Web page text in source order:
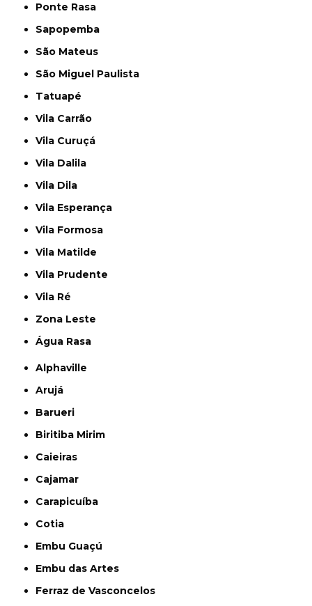
Ponte Rasa
Sapopemba
São Mateus
São Miguel Paulista
Tatuapé
Vila Carrão
Vila Curuçá
Vila Dalila
Vila Dila
Vila Esperança
Vila Formosa
Vila Matilde
Vila Prudente
Vila Ré
Zona Leste
Água Rasa
Alphaville
Arujá
Barueri
Biritiba Mirim
Caieiras
Cajamar
Carapicuíba
Cotia
Embu Guaçú
Embu das Artes
Ferraz de Vasconcelos